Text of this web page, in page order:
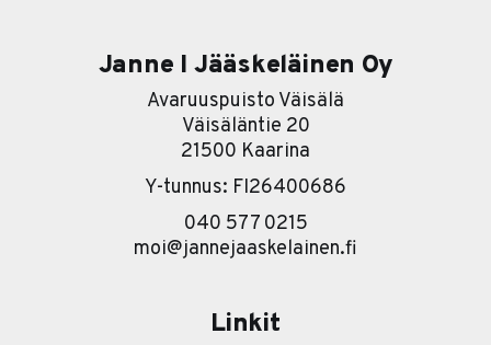
Janne I Jääskeläinen Oy
Avaruuspuisto Väisälä
Väisäläntie 20
21500 Kaarina
Y-tunnus: FI26400686
040 577 0215
moi@jannejaaskelainen.fi
Linkit